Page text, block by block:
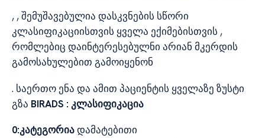
, , შემუშავებულია დასკვნების სწორი
კლასიფიკაციისთვის ყველა ექიმებისთვის ,
რომლებიც დაინტერესებულნი არიან მკერდის
გამოსახულებით გამოიყენონ
. საერთო ენა და ამით პაციენტის ყველაზე ზუსტი
გზა BIRADS : კლასიფიკაცია
0:კატეგორიადამატებითი